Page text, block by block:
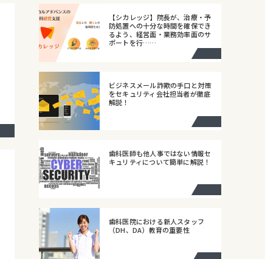
【シカレッジ】院長が、治療・予
防処置への十分な時間を確保でき
るよう、経営面・業務効率面のサ
ポートを行……
ビジネスメール詐欺の手口と対策
をセキュリティ会社担当者が徹底
解説！
歯科医師も他人事ではない情報セ
キュリティについて簡単に解説！
歯科医院における新人スタッフ
（DH、DA）教育の重要性